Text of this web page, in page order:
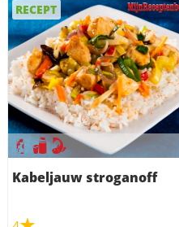
RECEPT
Kabeljauw stroganoff